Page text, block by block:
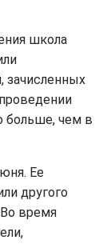
школа
зачисленных
больше, чем в
Ее
другого
Во время